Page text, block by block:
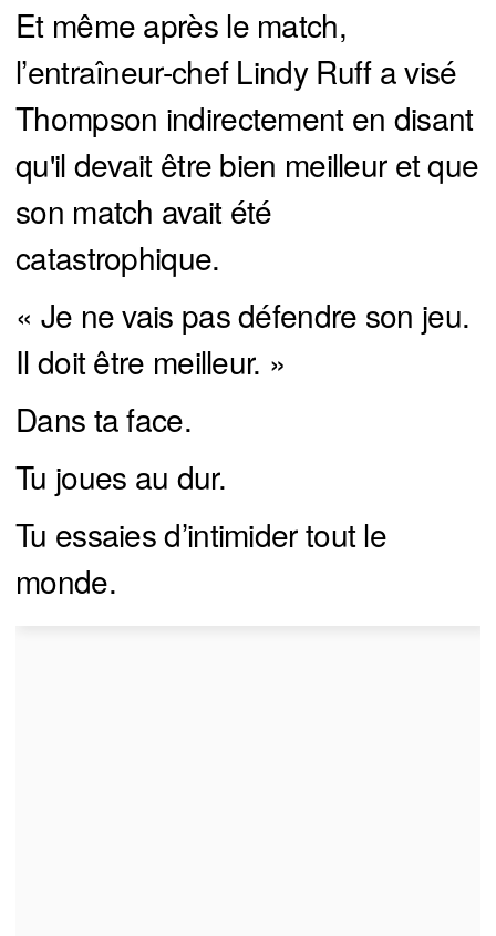
Et même après le match,
l’entraîneur-chef Lindy Ruff a visé
Thompson indirectement en disant
qu'il devait être bien meilleur et que
son match avait été
catastrophique.
« Je ne vais pas défendre son jeu.
Il doit être meilleur. »
Dans ta face.
Tu joues au dur.
Tu essaies d’intimider tout le
monde.